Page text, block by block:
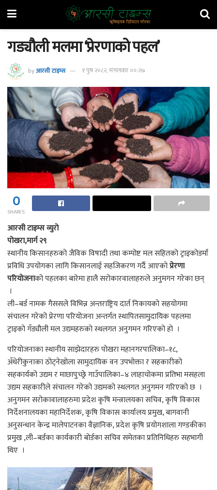
गड्यौली मलमा ‘प्रेरणाको पहल’
byआरसी टाइम्स १ पुष २०८२, मंगलवार ००:२७
0
SHARES
आरसी टाइम्स व्युरो
पोखरा,मार्ग २९
स्थानीय किसानहरुको जैविक विषादी तथा कम्पोष्ट मल सहितको ट्राइकोडर्मां
प्रविधि उपयोगका लागि किसानलाई सहजिकरण गर्दै आएकोप्रेरणा
परियोजनाको पहलका बारेमा हालै सरोकारवालाहरुले अनुमगन गरेका छन्
।
ली–बर्ड नामक गैससले विभिन्न अन्तराष्ट्रिय दार्त निकायको सहयोगमा
संचालन गरेको प्रेरणा परियोजना अन्तर्गत स्थापितसामुदायिक पहलमा
ट्राइको गँड्यौली मल उद्यमहरुको स्थलगत अनुगमन गरिएको हो ।
परियोजनाका स्थानीय साझेदारहरु पोखरा महानगरपालिका–१८,
अँधेरीकुनाका ठोट्नेखोला सामुदायिक वन उपभोक्ता र सहकारीको
सहकार्यको उद्यम र माछापुच्छ्रे गाउँपालिका–४ लाहाचोकमा प्रतिभा मसहला
उद्यम सहकारीले संचालन गरेको उद्यमको स्थलगत अनुगमन गरिएको छ ।
अनुगमन सरोकावालाहरुमा प्रदेश कृषि मन्त्रालयका सचिव, कृषि विकास
निर्देशनालयका महानिर्देशक, कृषि विकास कार्यालय प्रमुख, बागवानी
अनुसन्धान केन्द्र मालेपाटनका वैज्ञानिक, प्रदेश कृषि प्रयोगशाला गण्डकीका
प्रमुख ,ली–बर्डका कार्यकारी बोर्डका सचिव समेतका प्रतिनिधिहरु सहभागी
थिए ।